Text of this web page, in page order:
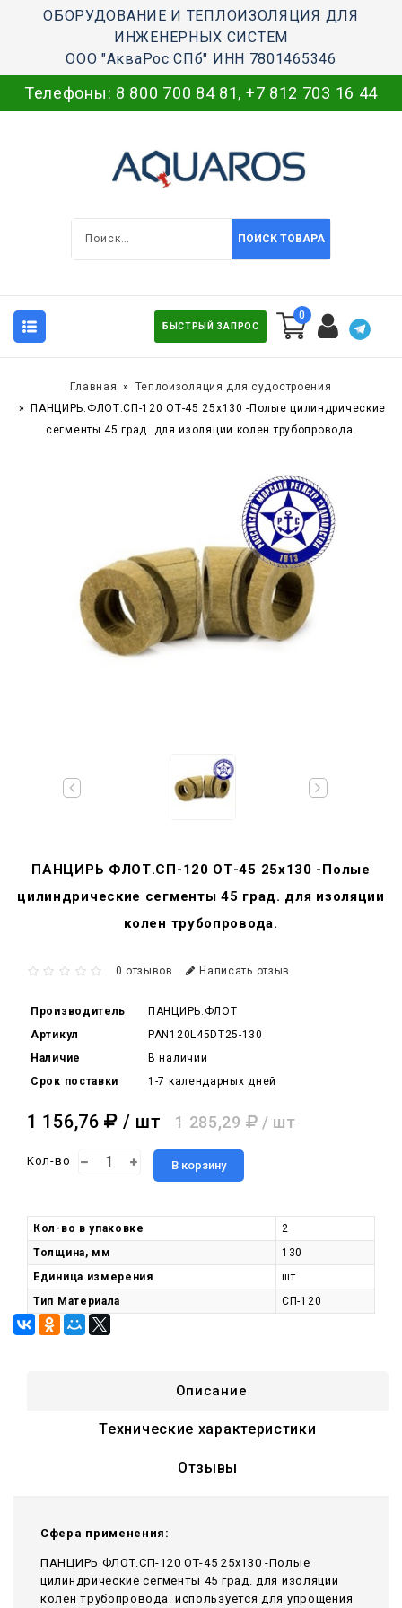
ОБОРУДОВАНИЕ И ТЕПЛОИЗОЛЯЦИЯ ДЛЯ
ИНЖЕНЕРНЫХ СИСТЕМ
ООО "АкваРос СПб" ИНН 7801465346
Телефоны: 8 800 700 84 81, +7 812 703 16 44
ПОИСК ТОВАРА
БЫСТРЫЙ ЗАПРОС
0
Главная
Теплоизоляция для судостроения
ПАНЦИРЬ.ФЛОТ.СП-120 ОТ-45 25x130 -Полые цилиндрические
сегменты 45 град. для изоляции колен трубопровода.
ПАНЦИРЬ ФЛОТ.СП-120 ОТ-45 25x130 -Полые
цилиндрические сегменты 45 град. для изоляции
колен трубопровода.
0 отзывов Написать отзыв
Производитель
ПАНЦИРЬ.ФЛОТ
Артикул
PAN120L45DT25-130
Наличие
В наличии
Срок поставки
1-7 календарных дней
1 156,76 / шт 1 285,29 / шт
Кол-во В корзину
Кол-во в упаковке
2
Толщина, мм
130
Единица измерения
шт
Тип Материала
СП-120
Описание
Технические характеристики
Отзывы
Сфера применения:
ПАНЦИРЬ ФЛОТ.СП-120 ОТ-45 25x130 -Полые
цилиндрические сегменты 45 град. для изоляции
колен трубопровода. используется для упрощения